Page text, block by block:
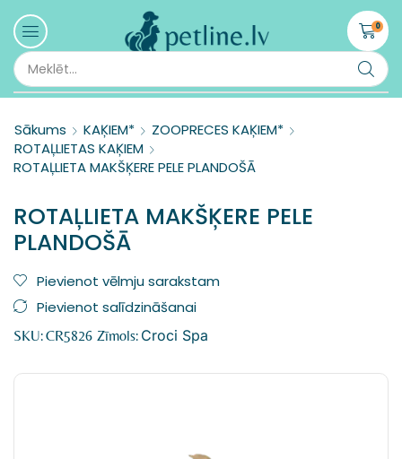
0
Sākums KAĶIEM*
ZOOPRECES KAĶIEM*
ROTAĻLIETAS KAĶIEM
ROTAĻLIETA MAKŠĶERE PELE PLANDOŠĀ
ROTAĻLIETA MAKŠĶERE PELE
PLANDOŠĀ
Pievienot vēlmju sarakstam
Pievienot salīdzināšanai
SKU:CR5826 Zīmols: Croci Spa